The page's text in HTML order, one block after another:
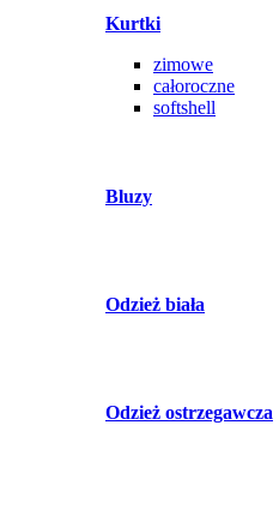
Kurtki
zimowe
całoroczne
softshell
Bluzy
Odzież biała
Odzież ostrzegawcza